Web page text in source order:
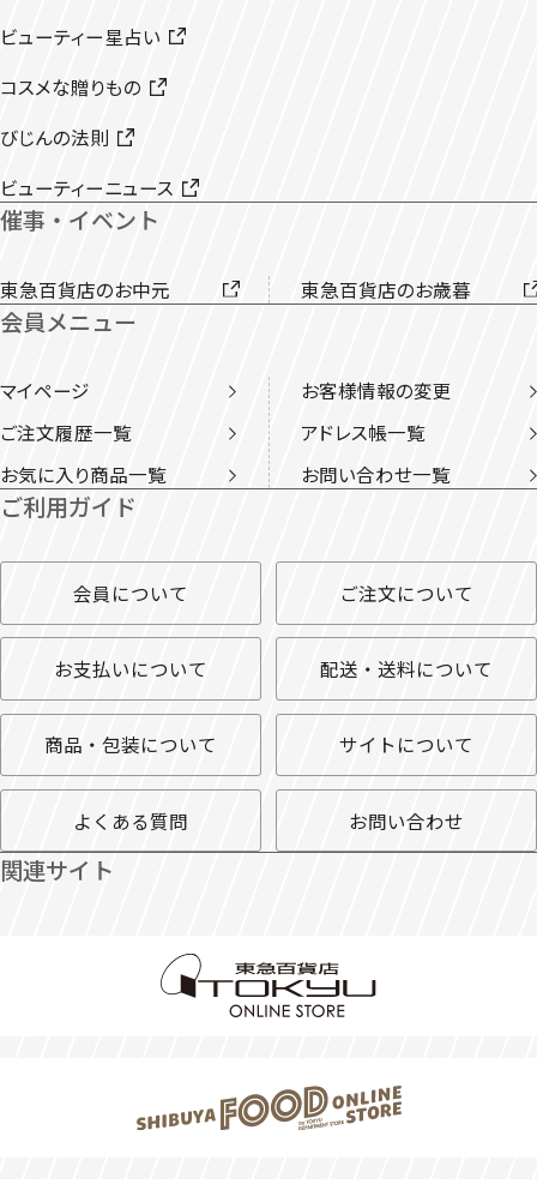
ビューティー星占い
コスメな贈りもの
びじんの法則
ビューティーニュース
催事・イベント
東急百貨店のお中元 東急百貨店のお歳暮
会員メニュー
マイページ
お客様情報の変更
ご注文履歴一覧
アドレス帳一覧
お気に入り商品一覧
お問い合わせ一覧
ご利用ガイド
会員について ご注文について
お支払いについて 配送・送料について
商品・包装について サイトについて
よくある質問 お問い合わせ
関連サイト